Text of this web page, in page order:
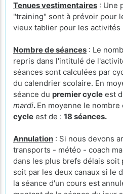
Tenues vestimentaires : Une
"training" sont à prévoir pour
vieux tablier pour les activités
Nombre de séances : Le
repris dans l'intitulé de
séances sont calculées par
du calendrier scolaire. En
séance du premier cycle est
mardi. En moyenne le nombre
cycle est de : 18 séances.
Annulation : Si nous devons
transports - météo - coach
dans les plus brefs délais soit
soit par les deux canaux si le
la séance d'un cours est